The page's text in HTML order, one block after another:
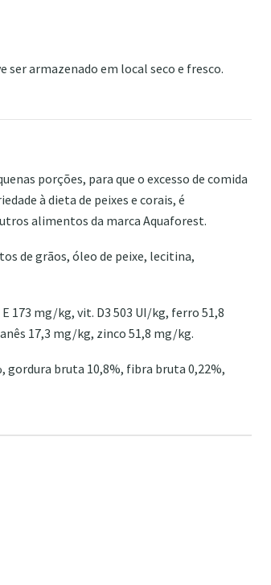
ser armazenado em local seco e fresco.
porções, para que o excesso de comida
à dieta de peixes e corais, é
alimentos da marca Aquaforest.
de grãos, óleo de peixe, lecitina,
173 mg/kg, vit. D3 503 UI/kg, ferro 51,8
17,3 mg/kg, zinco 51,8 mg/kg.
gordura bruta 10,8%, fibra bruta 0,22%,